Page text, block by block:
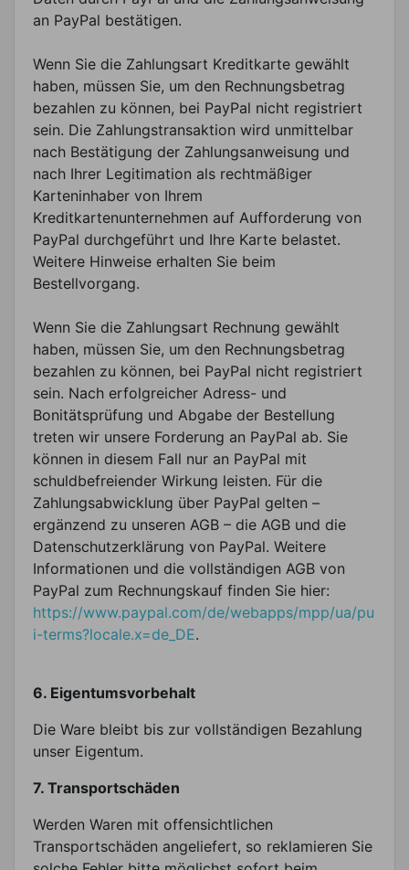
an PayPal bestätigen.
Wenn Sie die Zahlungsart Kreditkarte gewählt
haben, müssen Sie, um den Rechnungsbetrag
bezahlen zu können, bei PayPal nicht registriert
sein. Die Zahlungstransaktion wird unmittelbar
nach Bestätigung der Zahlungsanweisung und
nach Ihrer Legitimation als rechtmäßiger
Karteninhaber von Ihrem
Kreditkartenunternehmen auf Aufforderung von
PayPal durchgeführt und Ihre Karte belastet.
Weitere Hinweise erhalten Sie beim
Bestellvorgang.
Wenn Sie die Zahlungsart Rechnung gewählt
haben, müssen Sie, um den Rechnungsbetrag
bezahlen zu können, bei PayPal nicht registriert
sein. Nach erfolgreicher Adress- und
Bonitätsprüfung und Abgabe der Bestellung
treten wir unsere Forderung an PayPal ab. Sie
können in diesem Fall nur an PayPal mit
schuldbefreiender Wirkung leisten. Für die
Zahlungsabwicklung über PayPal gelten –
ergänzend zu unseren AGB – die AGB und die
Datenschutzerklärung von PayPal. Weitere
Informationen und die vollständigen AGB von
PayPal zum Rechnungskauf finden Sie hier:
https://www.paypal.com/de/webapps/mpp/ua/pu
i-terms?locale.x=de_DE.
6. Eigentumsvorbehalt
Die Ware bleibt bis zur vollständigen Bezahlung
unser Eigentum.
7. Transportschäden
Werden Waren mit offensichtlichen
Transportschäden angeliefert, so reklamieren Sie